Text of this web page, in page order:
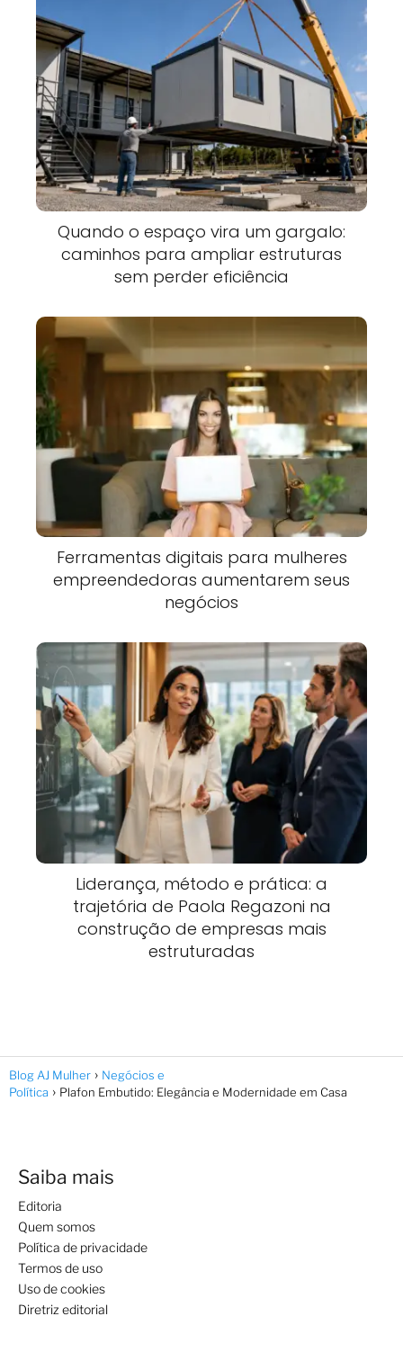
Quando o espaço vira um gargalo:
caminhos para ampliar estruturas
sem perder eficiência
Ferramentas digitais para mulheres
empreendedoras aumentarem seus
negócios
Liderança, método e prática: a
trajetória de Paola Regazoni na
construção de empresas mais
estruturadas
Blog AJ Mulher
Negócios e
Política
Plafon Embutido: Elegância e Modernidade em Casa
Saiba mais
Editoria
Quem somos
Política de privacidade
Termos de uso
Uso de cookies
Diretriz editorial